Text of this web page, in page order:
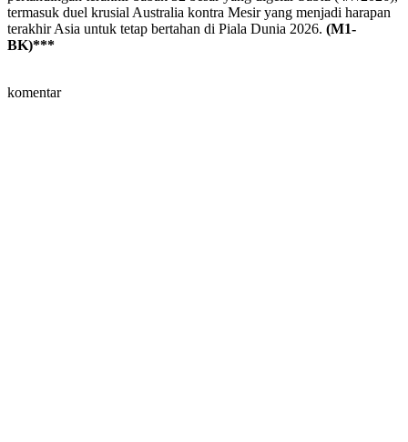
termasuk duel krusial Australia kontra Mesir yang menjadi harapan
terakhir Asia untuk tetap bertahan di Piala Dunia 2026. (M1-
BK)***
komentar